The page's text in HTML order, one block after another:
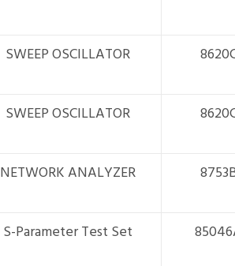
SWEEP OSCILLATOR
SWEEP OSCILLATOR
NETWORK ANALYZER
S-Parameter Test Set